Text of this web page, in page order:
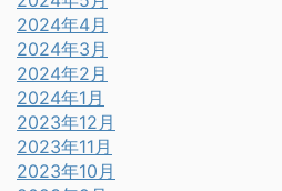
2024年4月
2024年3月
2024年2月
2024年1月
2023年12月
2023年11月
2023年10月